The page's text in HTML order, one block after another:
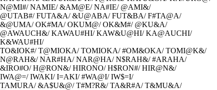
N@MI#/ NAMIE/ &AM@E/ NA#IE/ @AMI&/
@UTAB#/ FUTA&A/ &U@ABA/ FUT&BA/ F#TA@A/
&@UMA/ OK#MA/ OKUM@/ OK&M#/ @KU&A/
@AWAUCH&/ KAWAU#HI/ KAW&U@HI/ KA@AUCHI/
K&WAU#HI/
TO&IOK#/ T@MIOKA/ TOMIOKA/ #OM&OKA/ TOMI@K&/
N@RAH&/ NAR#HA/ NAR@HA/ N$RAH&/ #ARAHA/
&IRO#O/ H@RON&/ HIRONO/ H$RON#/ HIR@N&/
IWA@=/ IWAKI/ I=AKI/ #WA@I/ IW$=I/
TAMURA/ &A$U&@/ T#M?R&/ TA&R#A/ T&MU&A/